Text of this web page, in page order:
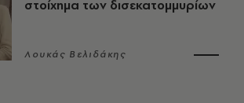
στοίχημα των δισεκατομμυρίων
Λουκάς Βελιδάκης